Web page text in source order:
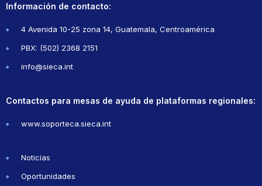
Información de contacto:
4 Avenida 10-25 zona 14, Guatemala, Centroamérica
PBX: (502) 2368 2151
info@sieca.int
Contactos para mesas de ayuda de plataformas regionales:
www.soporteca.sieca.int
Noticias
Oportunidades